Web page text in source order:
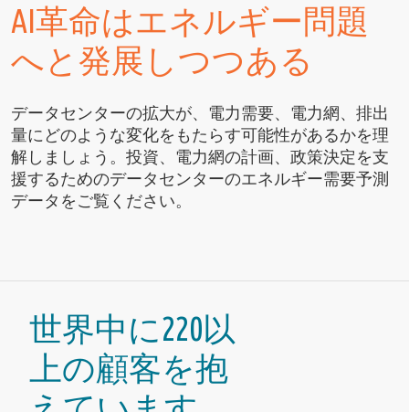
AI革命はエネルギー問題
へと発展しつつある
データセンターの拡大が、電力需要、電力網、排出
量にどのような変化をもたらす可能性があるかを理
解しましょう。投資、電力網の計画、政策決定を支
援するためのデータセンターのエネルギー需要予測
データをご覧ください。
世界中に220以
上の顧客を抱